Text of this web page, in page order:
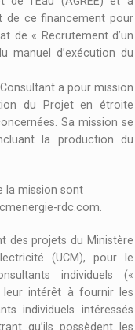
de ce financement pour
de « Recrutement d’un
manuel d’exécution du
a pour mission
du Projet en étroite
Sa mission se
la production du
la mission sont
rdc.com.
des projets du Ministère
(UCM), pour le
individuels («
leur intérêt à fournir les
individuels intéressés
qu’ils possèdent les